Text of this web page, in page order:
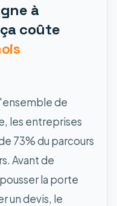
à
coûte
de
les entreprises
73% du parcours
Avant de
la porte
un devis, le